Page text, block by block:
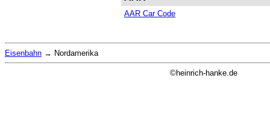
AAR Car Code
Eisenbahn → Nordamerika
©heinrich-hanke.de